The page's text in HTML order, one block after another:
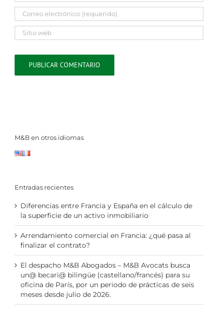
M&B en otros idiomas
Entradas recientes
Diferencias entre Francia y España en el cálculo de
la superficie de un activo inmobiliario
Arrendamiento comercial en Francia: ¿qué pasa al
finalizar el contrato?
El despacho M&B Abogados – M&B Avocats busca
un@ becari@ bilingüe (castellano/francés) para su
oficina de París, por un periodo de prácticas de seis
meses desde julio de 2026.